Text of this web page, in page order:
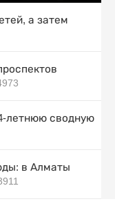
а затем
летнюю сводную
в Алматы